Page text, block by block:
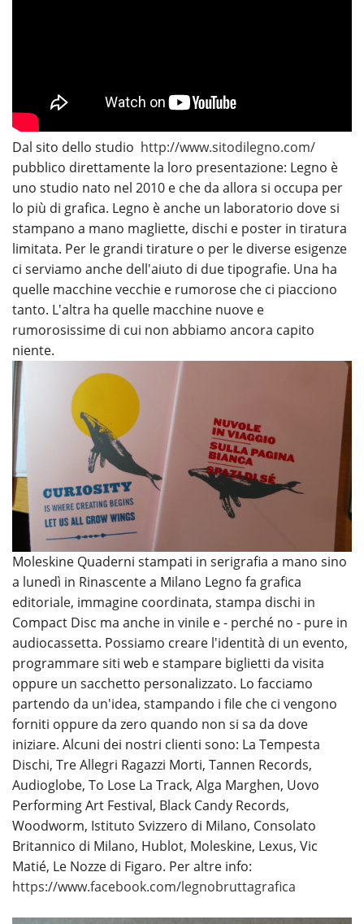
Dal sito dello studio http://www.sitodilegno.com/
pubblico direttamente la loro presentazione: Legno è
uno studio nato nel 2010 e che da allora si occupa per
lo più di grafica. Legno è anche un laboratorio dove si
stampano a mano magliette, dischi e poster in tiratura
limitata. Per le grandi tirature o per le diverse esigenze
ci serviamo anche dell'aiuto di due tipografie. Una ha
quelle macchine vecchie e rumorose che ci piacciono
tanto. L'altra ha quelle macchine nuove e
rumorosissime di cui non abbiamo ancora capito
niente.
Moleskine Quaderni stampati in serigrafia a mano sino
a lunedì in Rinascente a Milano Legno fa grafica
editoriale, immagine coordinata, stampa dischi in
Compact Disc ma anche in vinile e - perché no - pure in
audiocassetta. Possiamo creare l'identità di un evento,
programmare siti web e stampare biglietti da visita
oppure un sacchetto personalizzato. Lo facciamo
partendo da un'idea, stampando i file che ci vengono
forniti oppure da zero quando non si sa da dove
iniziare. Alcuni dei nostri clienti sono: La Tempesta
Dischi, Tre Allegri Ragazzi Morti, Tannen Records,
Audioglobe, To Lose La Track, Alga Marghen, Uovo
Performing Art Festival, Black Candy Records,
Woodworm, Istituto Svizzero di Milano, Consolato
Britannico di Milano, Hublot, Moleskine, Lexus, Vic
Matié, Le Nozze di Figaro. Per altre info:
https://www.facebook.com/legnobruttagrafica